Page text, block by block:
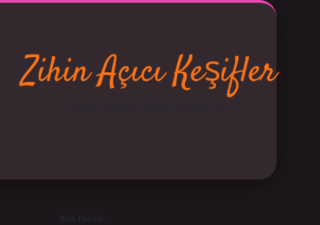
Zihin Açıcı Keşifler
Son Yazılar